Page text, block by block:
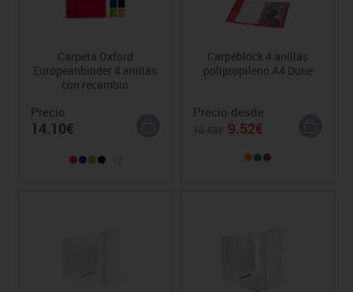
Carpeta Oxford
Europeanbinder 4 anillas
con recambio
Precio
14.10€
Carpeblock 4 anillas
polipropileno A4 Dune
Precio desde
9.52€